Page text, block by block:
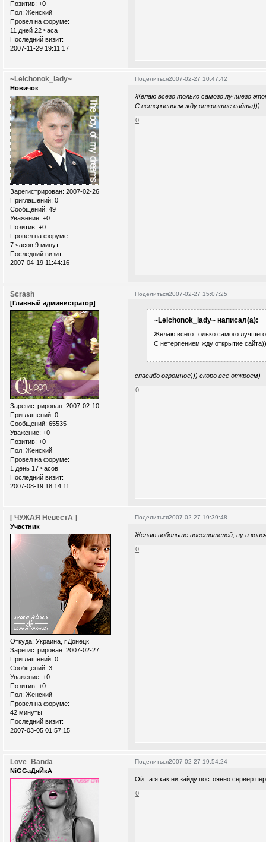
Позитив: +0
Пол: Женский
Провел на форуме:
11 дней 22 часа
Последний визит:
2007-11-29 19:11:17
Поделиться2007-02-27 10:47:42
~Lelchonok_lady~
Новичок
Зарегистрирован: 2007-02-26
Приглашений: 0
Сообщений: 49
Уважение: +0
Позитив: +0
Провел на форуме:
7 часов 9 минут
Последний визит:
2007-04-19 11:44:16
Желаю всего только самого лучшего
С нетерпением жду открытие сайта)))
0
Поделиться2007-02-27 15:07:25
Scrash
[Главный администратор]
Зарегистрирован: 2007-02-10
Приглашений: 0
Сообщений: 65535
Уважение: +0
Позитив: +0
Пол: Женский
Провел на форуме:
1 день 17 часов
Последний визит:
2007-08-19 18:14:11
~Lelchonok_lady~ написал(а):
Желаю всего только самого
С нетерпением жду открытие
спасибо огромное))) скоро все откроем)
0
Поделиться2007-02-27 19:39:48
[ ЧУЖАЯ НевестА ]
Участник
Откуда: Украина, г.Донецк
Зарегистрирован: 2007-02-27
Приглашений: 0
Сообщений: 3
Уважение: +0
Позитив: +0
Пол: Женский
Провел на форуме:
42 минуты
Последний визит:
2007-03-05 01:57:15
Желаю побольше посетителей, ну и
0
Поделиться2007-02-27 19:54:24
Love_Banda
NiGGaДяЙкА
Ой...а я как ни зайду постоянно сервер
0